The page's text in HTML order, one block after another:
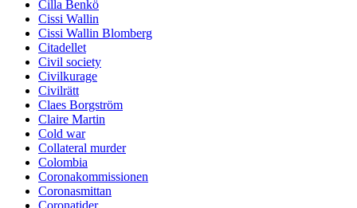
Cilla Benkö
Cissi Wallin
Cissi Wallin Blomberg
Citadellet
Civil society
Civilkurage
Civilrätt
Claes Borgström
Claire Martin
Cold war
Collateral murder
Colombia
Coronakommissionen
Coronasmittan
Coronatider